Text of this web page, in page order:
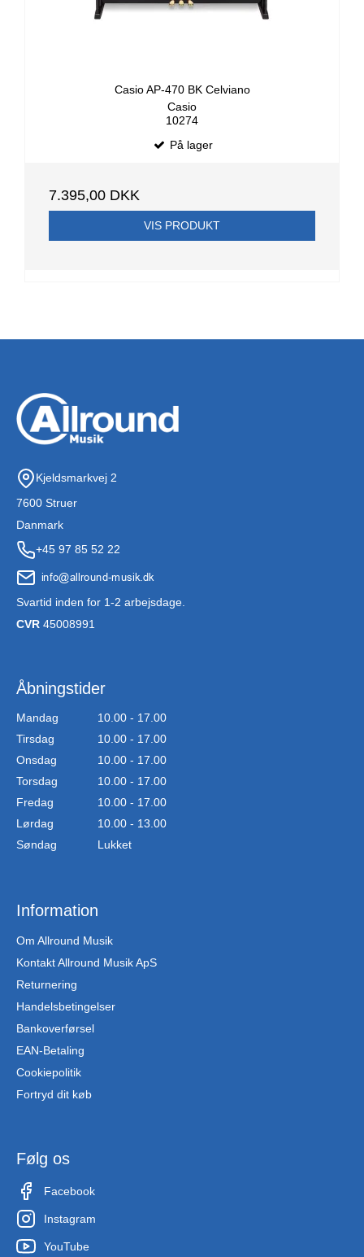
Casio AP-470 BK Celviano
Casio
10274
På lager
7.395,00 DKK
VIS PRODUKT
Kjeldsmarkvej 2
7600 Struer
Danmark
+45 97 85 52 22
Svartid inden for 1-2 arbejsdage.
CVR 45008991
Åbningstider
Mandag
10.00 - 17.00
Tirsdag
10.00 - 17.00
Onsdag
10.00 - 17.00
Torsdag
10.00 - 17.00
Fredag
10.00 - 17.00
Lørdag
10.00 - 13.00
Søndag
Lukket
Information
Om Allround Musik
Kontakt Allround Musik ApS
Returnering
Handelsbetingelser
Bankoverførsel
EAN-Betaling
Cookiepolitik
Fortryd dit køb
Følg os
Facebook
Instagram
YouTube